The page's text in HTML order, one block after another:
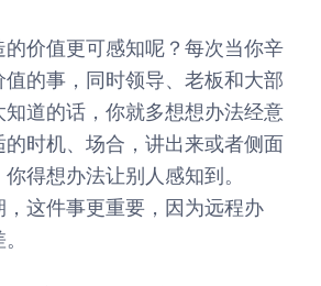
价值更可感知呢？每次当你辛
的事，同时领导、老板和大部
道的话，你就多想想办法经意
时机、场合，讲出来或者侧面
得想办法让别人感知到。
这件事更重要，因为远程办